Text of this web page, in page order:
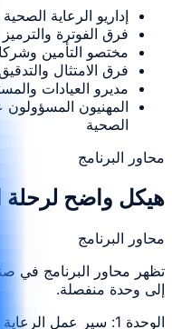
إداريو الرعاية الصحية
فرق الفوترة
مختصو التأمين
فرق الامتثال
مديرو العيادات
المهنيون المسؤولون
الصحية
محاور البرنامج
هيكل واضح لرحلة
محاور البرنامج
تظهر محاور البرنامج في
إلى وحدة منفصلة.
الوحدة 1: سير عمل